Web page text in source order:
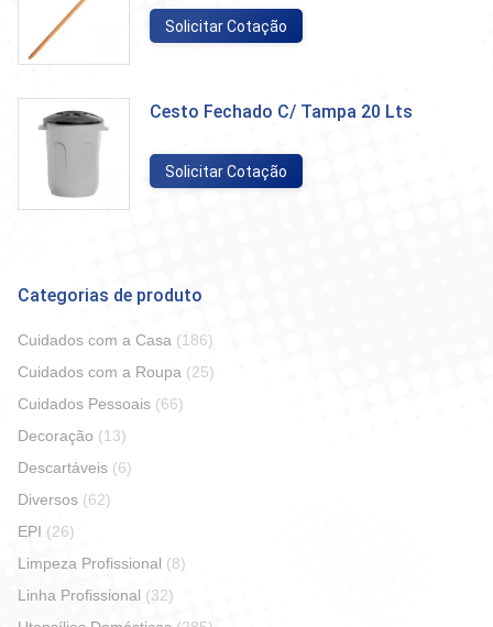
Solicitar Cotação
Cesto Fechado C/ Tampa 20 Lts
Solicitar Cotação
Categorias de produto
Cuidados com a Casa (186)
Cuidados com a Roupa (25)
Cuidados Pessoais (66)
Decoração (13)
Descartáveis (6)
Diversos (62)
EPI (26)
Limpeza Profissional (8)
Linha Profissional (32)